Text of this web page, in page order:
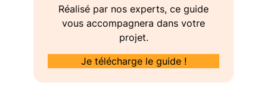
Réalisé par nos experts, ce guide
vous accompagnera dans votre
projet.
Je télécharge le guide !